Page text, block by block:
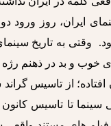
ایران، روز ورود
وقتی به تاریخ
خوب و بد در ذهنم
از تاسیس
سینما تا تاسیس